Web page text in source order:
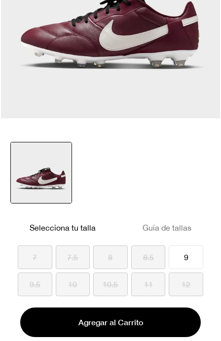
Selecciona tu talla Guía de tallas
7 7.5 8 8.5 9
9.5 10 10.5 11 12
Agregar al Carrito